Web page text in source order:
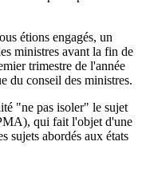
étions engagés, un
ministres avant la fin de
trimestre de l'année
du conseil des ministres.
"ne pas isoler" le sujet
qui fait l'objet d'une
sujets abordés aux états